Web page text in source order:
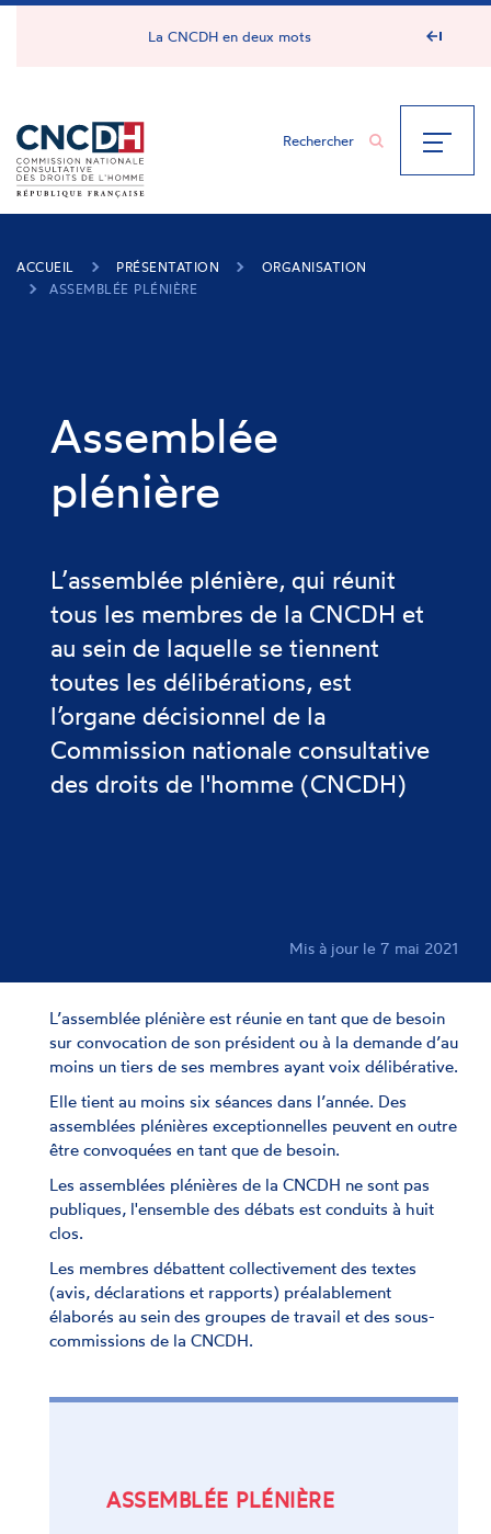
Panneau de gestion des cookies
La CNCDH en deux mots
ACCUEIL PRÉSENTATION
ORGANISATION
ASSEMBLÉE PLÉNIÈRE
Assemblée
plénière
L’assemblée plénière, qui réunit
tous les membres de la CNCDH et
au sein de laquelle se tiennent
toutes les délibérations, est
l’organe décisionnel de la
Commission nationale consultative
des droits de l'homme (CNCDH)
Mis à jour le 7 mai 2021
L’assemblée plénière est réunie en tant que de besoin
sur convocation de son président ou à la demande d’au
moins un tiers de ses membres ayant voix délibérative.
Elle tient au moins six séances dans l’année. Des
assemblées plénières exceptionnelles peuvent en outre
être convoquées en tant que de besoin.
Les assemblées plénières de la CNCDH ne sont pas
publiques, l'ensemble des débats est conduits à huit
clos.
Les membres débattent collectivement des textes
(avis, déclarations et rapports) préalablement
élaborés au sein des groupes de travail et des sous-
commissions de la CNCDH.
ASSEMBLÉE PLÉNIÈRE